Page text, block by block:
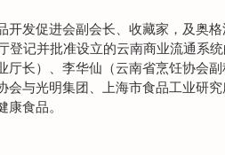
发促进会副会长、收藏家，及奥格
登记并批准设立的云南商业流通系
长）、李华仙（云南省烹饪协会副
与光明集团、上海市食品工业研
食品。